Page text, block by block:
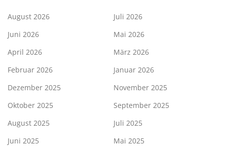
August 2026
Juli 2026
Juni 2026
Mai 2026
April 2026
März 2026
Februar 2026
Januar 2026
Dezember 2025
November 2025
Oktober 2025
September 2025
August 2025
Juli 2025
Juni 2025
Mai 2025